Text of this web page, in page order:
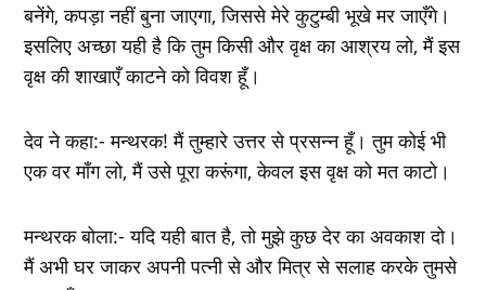
बनेंगे, कपड़ा नहीं बुना जाएगा, जिससे मेरे कुटुम्बी भूखे मर जाएँगे।
इसलिए अच्छा यही है कि तुम किसी और वृक्ष का आश्रय लो, मैं इस
वृक्ष की शाखाएँ काटने को विवश हूँ।
देव ने कहा:- मन्थरक! मैं तुम्हारे उत्तर से प्रसन्न हूँ। तुम कोई भी
एक वर माँग लो, मैं उसे पूरा करूंगा, केवल इस वृक्ष को मत काटो।
मन्थरक बोला:- यदि यही बात है, तो मुझे कुछ देर का अवकाश दो।
मैं अभी घर जाकर अपनी पत्नी से और मित्र से सलाह करके तुमसे